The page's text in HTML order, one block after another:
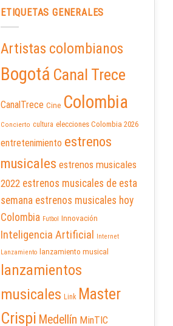
ETIQUETAS GENERALES
Artistas colombianos
Bogotá Canal Trece
CanalTrece Cine Colombia
Concierto cultura elecciones Colombia 2026
entretenimiento estrenos
musicales estrenos musicales
2022 estrenos musicales de esta
semana estrenos musicales hoy
Colombia Futbol Innovación
Inteligencia Artificial
Internet
Lanzamiento
lanzamiento musical
lanzamientos
musicales Link Master
Crispi Medellín MinTIC